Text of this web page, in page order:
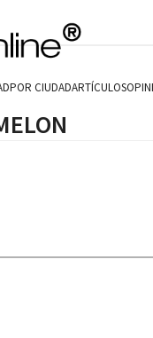
POR CIUDADARTÍCULOS